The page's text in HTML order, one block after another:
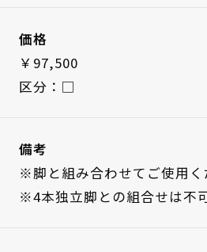
価格
￥97,500
区分：□
備考
※脚と組み合わせてご使用く
※4本独立脚との組合せは不可